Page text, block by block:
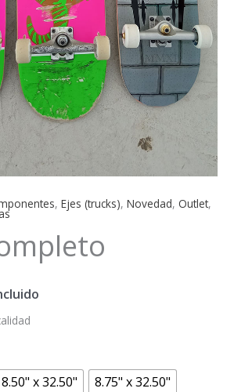
,Ejes (trucks),Novedad,Outlet,
8.50" x 32.50" 8.75" x 32.50"